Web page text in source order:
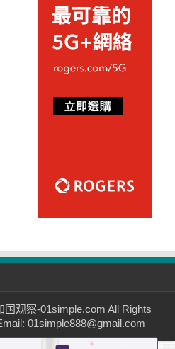
观察-01simple.com All Rights
01simple888@gmail.com